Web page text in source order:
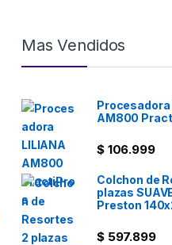
Mas Vendidos
Procesadora
AM800
$106.999
Colchon de
plazas
Preston
$597.899